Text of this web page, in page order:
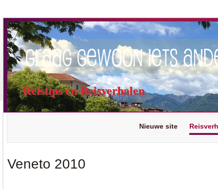
Graag gewoon iets
Reistips en Reisverhalen
Nieuwe site
Veneto 2010